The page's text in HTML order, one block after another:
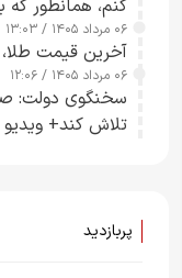
کنم، همانطور
راحت می‌توانم
ساعت از بین
۰۶ مرداد ۱۴۰۵ / ۱۳:۰۳
آخرین قیمت طلا، سکه و
۰۶ مرداد ۱۴۰۵ / ۱۲:۰۶
سخنگوی دولت:
تلاش کند+ ویدیو
پربازدید